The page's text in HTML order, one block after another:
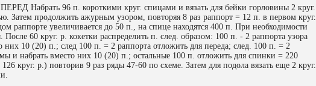
96 п. короткими круг. спицами и вязать для бейки горловины 2 круг.
Затем продолжить ажурным узором, повторяя 8 раз раппорт = 12 п. в первом круг.
раппорте увеличивается до 50 п., на спице находятся 400 п. При необходимости
60 круг. р. кокетки распределить п. след. образом: 100 п. - 2 раппорта узора
них 10 (20) п.; след 100 п. = 2 раппорта отложить для переда; след. 100 п. = 2
и набрать вместо них 10 (20) п.; остальные 100 п. отложить для спинки = 220
круг. р.) повторив 9 раз ряды 47-60 по схеме. Затем для подола вязать еще 2 круг.